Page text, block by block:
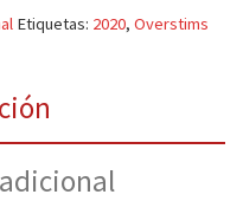
Etiquetas: 2020, Overstims